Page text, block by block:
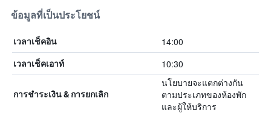
ข้อมูลที่เป็นประโยชน์
เวลาเช็คอิน 14:00
เวลาเช็คเอาท์ 10:30
การชำระเงิน & การยกเลิก
นโยบายจะแตกต่างกัน
ตามประเภทของห้องพัก
และผู้ให้บริการ